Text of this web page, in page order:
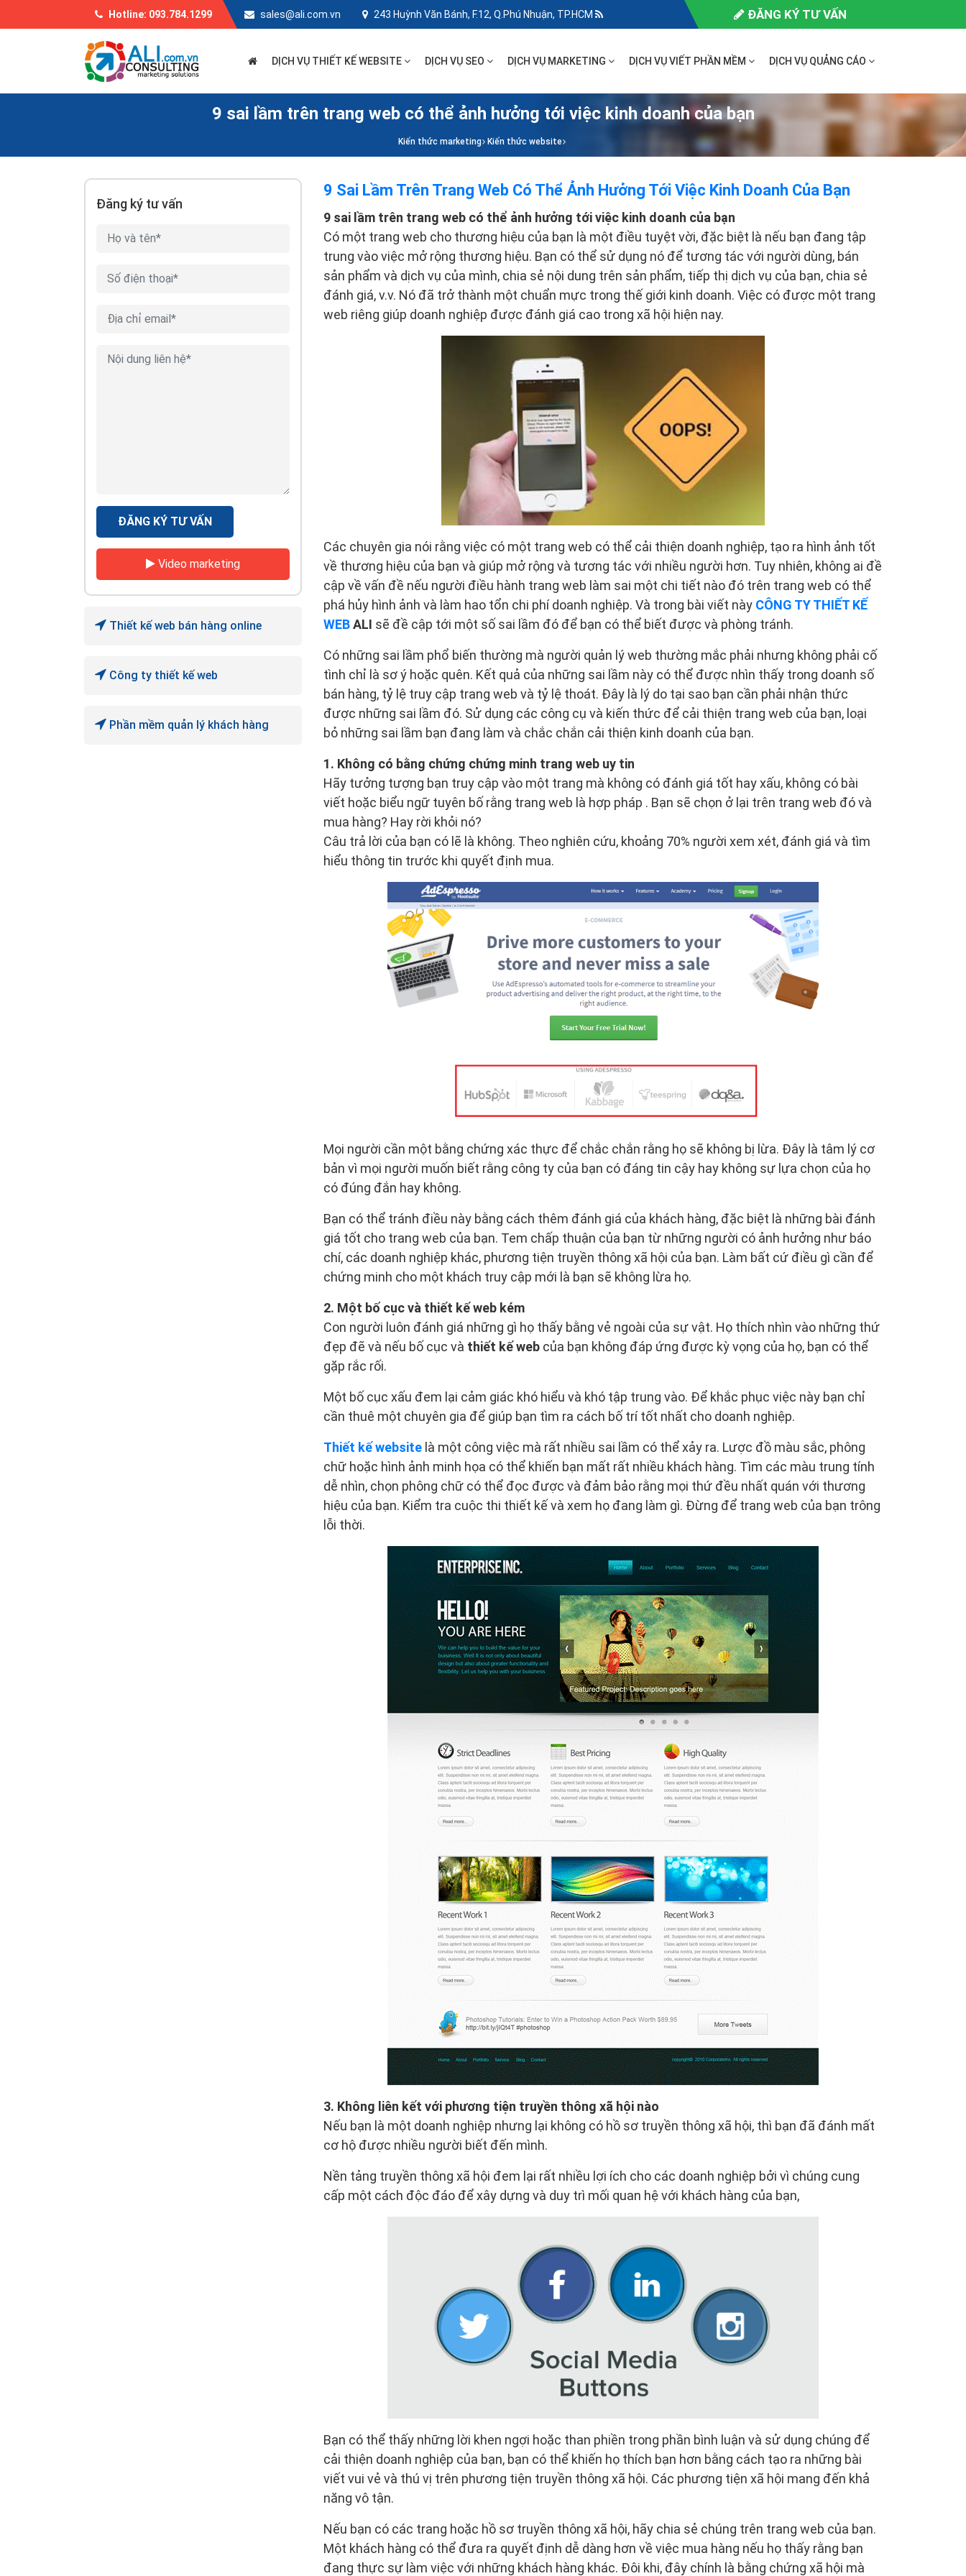
Hotline: 093.784.1299 sales@ali.com.vn 243 Huỳnh Văn Bánh, F.12, Q.Phú Nhuận, TP.HCM ĐĂNG KÝ TƯ VẤN
DỊCH VỤ THIẾT KẾ WEBSITE DỊCH VỤ SEO DỊCH VỤ MARKETING DỊCH VỤ VIẾT PHẦN MỀM DỊCH VỤ QUẢNG CÁO
9 sai lầm trên trang web có thể ảnh hưởng tới việc kinh doanh của bạn
Kiến thức marketing Kiến thức website
Đăng ký tư vấn
ĐĂNG KÝ TƯ VẤN
Video marketing
Thiết kế web bán hàng online
Công ty thiết kế web
Phần mềm quản lý khách hàng
9 Sai Lầm Trên Trang Web Có Thể Ảnh Hưởng Tới Việc Kinh Doanh Của Bạn
9 sai lầm trên trang web có thể ảnh hưởng tới việc kinh doanh của bạn
Có một trang web cho thương hiệu của bạn là một điều tuyệt vời, đặc biệt là nếu bạn đang tập
trung vào việc mở rộng thương hiệu. Bạn có thể sử dụng nó để tương tác với người dùng, bán
sản phẩm và dịch vụ của mình, chia sẻ nội dung trên sản phẩm, tiếp thị dịch vụ của bạn, chia sẻ
đánh giá, v.v. Nó đã trở thành một chuẩn mực trong thế giới kinh doanh. Việc có được một trang
web riêng giúp doanh nghiệp được đánh giá cao trong xã hội hiện nay.
Các chuyên gia nói rằng việc có một trang web có thể cải thiện doanh nghiệp, tạo ra hình ảnh tốt
về thương hiệu của bạn và giúp mở rộng và tương tác với nhiều người hơn. Tuy nhiên, không ai đề
cập về vấn đề nếu người điều hành trang web làm sai một chi tiết nào đó trên trang web có thể
phá hủy hình ảnh và làm hao tổn chi phí doanh nghiệp. Và trong bài viết này CÔNG TY THIẾT KẾ
WEBALI sẽ đề cập tới một số sai lầm đó để bạn có thể biết được và phòng tránh.
Có những sai lầm phổ biến thường mà người quản lý web thường mắc phải nhưng không phải cố
tình chỉ là sơ ý hoặc quên. Kết quả của những sai lầm này có thể được nhìn thấy trong doanh số
bán hàng, tỷ lệ truy cập trang web và tỷ lệ thoát. Đây là lý do tại sao bạn cần phải nhận thức
được những sai lầm đó. Sử dụng các công cụ và kiến thức để cải thiện trang web của bạn, loại
bỏ những sai lầm bạn đang làm và chắc chắn cải thiện kinh doanh của bạn.
1. Không có bằng chứng chứng minh trang web uy tin
Hãy tưởng tượng bạn truy cập vào một trang mà không có đánh giá tốt hay xấu, không có bài
viết hoặc biểu ngữ tuyên bố rằng trang web là hợp pháp . Bạn sẽ chọn ở lại trên trang web đó và
mua hàng? Hay rời khỏi nó?
Câu trả lời của bạn có lẽ là không. Theo nghiên cứu, khoảng 70% người xem xét, đánh giá và tìm
hiểu thông tin trước khi quyết định mua.
Mọi người cần một bằng chứng xác thực để chắc chắn rằng họ sẽ không bị lừa. Đây là tâm lý cơ
bản vì mọi người muốn biết rằng công ty của bạn có đáng tin cậy hay không sự lựa chọn của họ
có đúng đắn hay không.
Bạn có thể tránh điều này bằng cách thêm đánh giá của khách hàng, đặc biệt là những bài đánh
giá tốt cho trang web của bạn. Tem chấp thuận của bạn từ những người có ảnh hưởng như báo
chí, các doanh nghiệp khác, phương tiện truyền thông xã hội của bạn. Làm bất cứ điều gì cần để
chứng minh cho một khách truy cập mới là bạn sẽ không lừa họ.
2. Một bố cục và thiết kế web kém
Con người luôn đánh giá những gì họ thấy bằng vẻ ngoài của sự vật. Họ thích nhìn vào những thứ
đẹp đẽ và nếu bố cục và thiết kế web của bạn không đáp ứng được kỳ vọng của họ, bạn có thể
gặp rắc rối.
Một bố cục xấu đem lại cảm giác khó hiểu và khó tập trung vào. Để khắc phục việc này bạn chỉ
cần thuê một chuyên gia để giúp bạn tìm ra cách bố trí tốt nhất cho doanh nghiệp.
Thiết kế website là một công việc mà rất nhiều sai lầm có thể xảy ra. Lược đồ màu sắc, phông
chữ hoặc hình ảnh minh họa có thể khiến bạn mất rất nhiều khách hàng. Tìm các màu trung tính
dễ nhìn, chọn phông chữ có thể đọc được và đảm bảo rằng mọi thứ đều nhất quán với thương
hiệu của bạn. Kiểm tra cuộc thi thiết kế và xem họ đang làm gì. Đừng để trang web của bạn trông
lỗi thời.
3. Không liên kết với phương tiện truyền thông xã hội nào
Nếu bạn là một doanh nghiệp nhưng lại không có hồ sơ truyền thông xã hội, thì bạn đã đánh mất
cơ hộ được nhiều người biết đến mình.
Nền tảng truyền thông xã hội đem lại rất nhiều lợi ích cho các doanh nghiệp bởi vì chúng cung
cấp một cách độc đáo để xây dựng và duy trì mối quan hệ với khách hàng của bạn,
Bạn có thể thấy những lời khen ngợi hoặc than phiền trong phần bình luận và sử dụng chúng để
cải thiện doanh nghiệp của bạn, bạn có thể khiến họ thích bạn hơn bằng cách tạo ra những bài
viết vui vẻ và thú vị trên phương tiện truyền thông xã hội. Các phương tiện xã hội mang đến khả
năng vô tận.
Nếu bạn có các trang hoặc hồ sơ truyền thông xã hội, hãy chia sẻ chúng trên trang web của bạn.
Một khách hàng có thể đưa ra quyết định dễ dàng hơn về việc mua hàng nếu họ thấy rằng bạn
đang thực sự làm việc với những khách hàng khác. Đôi khi, đây chính là bằng chứng xã hội mà